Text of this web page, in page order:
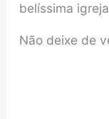
belíssima
Não deixe de